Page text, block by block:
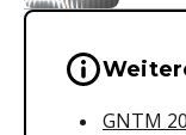
GNTM